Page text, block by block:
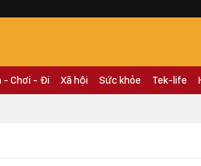
- Chơi - Đi Xã hội Sức khỏe Tek-life